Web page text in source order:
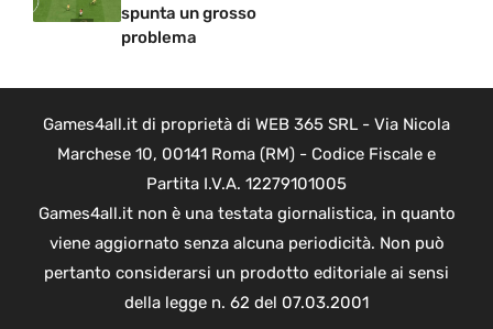
spunta un grosso
problema
Games4all.it di proprietà di WEB 365 SRL - Via Nicola
Marchese 10, 00141 Roma (RM) - Codice Fiscale e
Partita I.V.A. 12279101005
Games4all.it non è una testata giornalistica, in quanto
viene aggiornato senza alcuna periodicità. Non può
pertanto considerarsi un prodotto editoriale ai sensi
della legge n. 62 del 07.03.2001